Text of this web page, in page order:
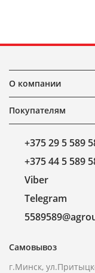
О компании
Покупателям
+375 29 5 589
+375 44 5 589
Viber
Telegram
Самовывоз
г.Минск,